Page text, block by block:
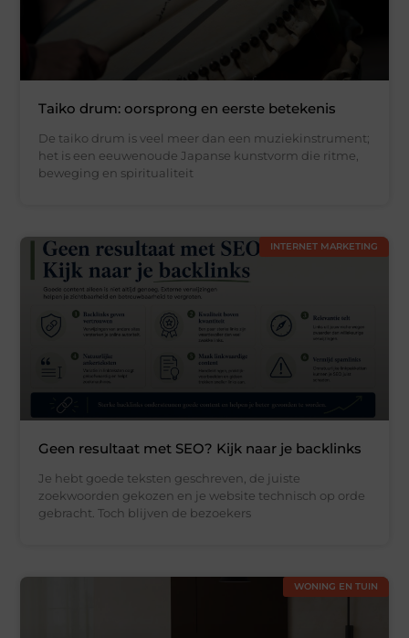
Taiko drum: oorsprong en eerste betekenis
De taiko drum is veel meer dan een muziekinstrument;
het is een eeuwenoude Japanse kunstvorm die ritme,
beweging en spiritualiteit
INTERNET MARKETING
Geen resultaat met SEO? Kijk naar je backlinks
Je hebt goede teksten geschreven, de juiste
zoekwoorden gekozen en je website technisch op orde
gebracht. Toch blijven de bezoekers
WONING EN TUIN